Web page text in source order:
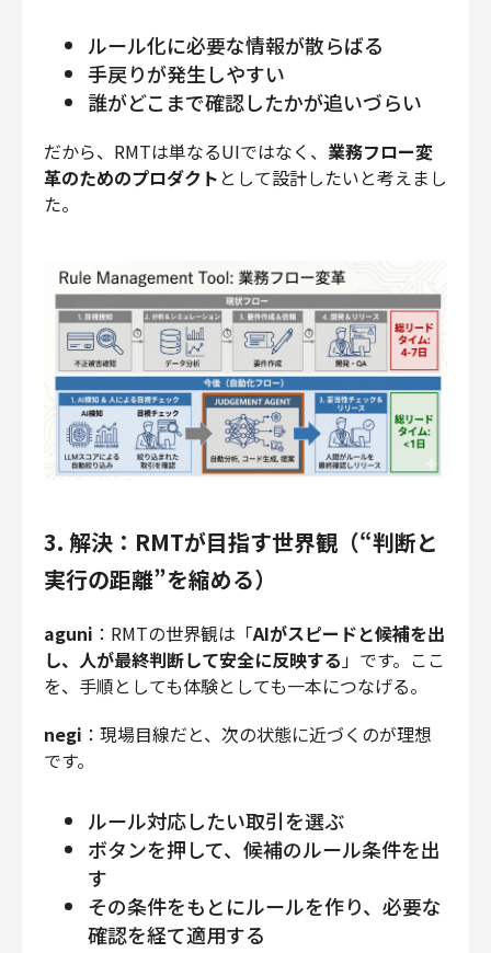
ルール化に必要な情報が散らばる
手戻りが発生しやすい
誰がどこまで確認したかが追いづらい
だから、RMTは単なるUIではなく、 業務フロー変
革のためのプロダクト として設計したいと考えまし
た。
3. 解決：RMTが目指す世界観（“判断と
実行の距離”を縮める）
aguni ：RMTの世界観は「AIがスピードと候補を出
し、人が最終判断して安全に反映する」です。ここ
を、手順としても体験としても一本につなげる。
negi ：現場目線だと、次の状態に近づくのが理想
です。
ルール対応したい取引を選ぶ
ボタンを押して、候補のルール条件を出
す
その条件をもとにルールを作り、必要な
確認を経て適用する